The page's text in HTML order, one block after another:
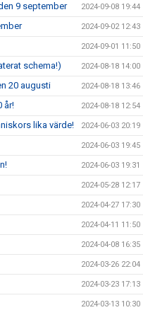
9 september 2024-09-08 19:44
2024-09-02 12:43
2024-09-01 11:50
schema!) 2024-08-18 14:00
20 augusti 2024-08-18 13:46
år! 2024-08-18 12:54
lika värde! 2024-06-03 20:19
2024-06-03 19:45
2024-06-03 19:31
2024-05-28 12:17
2024-04-27 17:30
2024-04-11 11:50
2024-04-08 16:35
2024-03-26 22:04
2024-03-23 17:13
2024-03-13 10:30